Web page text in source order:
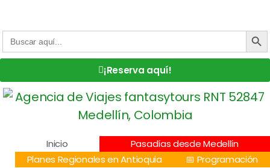
Buscar: BOTÓN
¡Reserva aquí!
Inicio
Pasadías desde Medellín
Planes Regionales en Antioquia
📅 Programación